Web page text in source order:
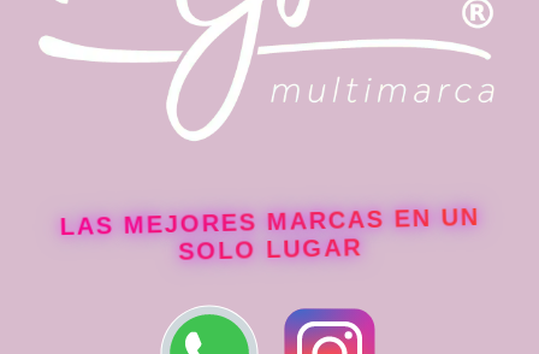
LAS MEJORES MARCAS EN UN
SOLO LUGAR